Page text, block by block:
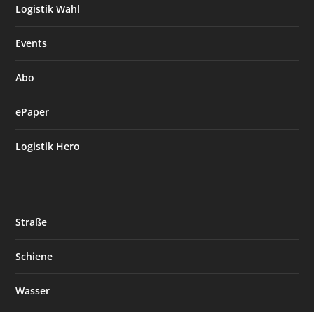
Logistik Wahl
Events
Abo
ePaper
Logistik Hero
Straße
Schiene
Wasser